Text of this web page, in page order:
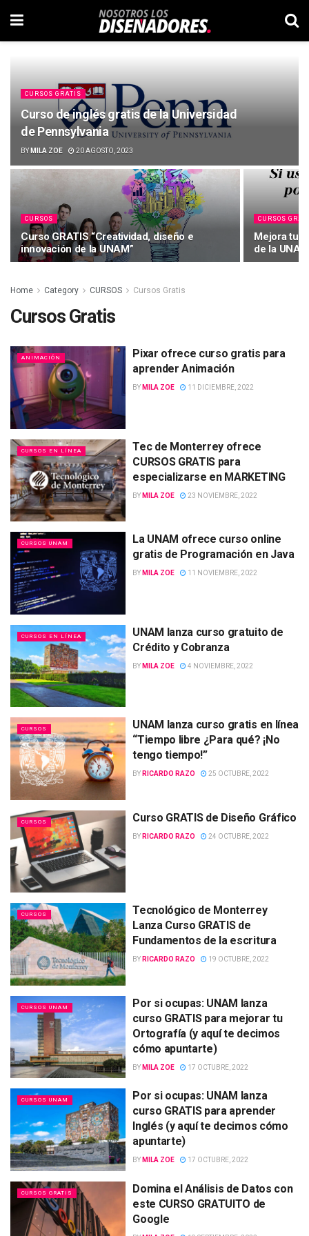
CURSOS GRATIS
Curso de inglés gratis de la Universidad
de Pennsylvania
BY MILA ZOE 20 AGOSTO, 2023
CURSOS
Curso GRATIS “Creatividad, diseño e
innovación de la UNAM”
CURSOS
Mejora tu
de la UNAM
Home Category CURSOS Cursos Gratis
Cursos Gratis
ANIMACIÓN
Pixar ofrece curso gratis para
aprender Animación
BY MILA ZOE 11 DICIEMBRE, 2022
CURSOS EN LÍNEA
Tec de Monterrey ofrece
CURSOS GRATIS para
especializarse en MARKETING
BY MILA ZOE 23 NOVIEMBRE, 2022
CURSOS UNAM
La UNAM ofrece curso online
gratis de Programación en Java
BY MILA ZOE 11 NOVIEMBRE, 2022
CURSOS EN LÍNEA
UNAM lanza curso gratuito de
Crédito y Cobranza
BY MILA ZOE 4 NOVIEMBRE, 2022
CURSOS
UNAM lanza curso gratis en línea
“Tiempo libre ¿Para qué? ¡No
tengo tiempo!”
BY RICARDO RAZO 25 OCTUBRE, 2022
CURSOS Curso GRATIS de Diseño Gráfico
BY RICARDO RAZO 24 OCTUBRE, 2022
CURSOS
Tecnológico de Monterrey
Lanza Curso GRATIS de
Fundamentos de la escritura
BY RICARDO RAZO 19 OCTUBRE, 2022
CURSOS UNAM
Por si ocupas: UNAM lanza
curso GRATIS para mejorar tu
Ortografía (y aquí te decimos
cómo apuntarte)
BY MILA ZOE 17 OCTUBRE, 2022
CURSOS UNAM
Por si ocupas: UNAM lanza
curso GRATIS para aprender
Inglés (y aquí te decimos cómo
apuntarte)
BY MILA ZOE 17 OCTUBRE, 2022
CURSOS GRATIS
Domina el Análisis de Datos con
este CURSO GRATUITO de
Google